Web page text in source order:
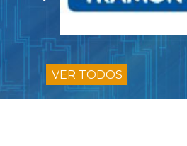
VER TODOS